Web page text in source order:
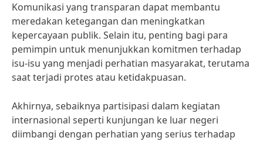
Komunikasi yang transparan dapat membantu
meredakan ketegangan dan meningkatkan
kepercayaan publik. Selain itu, penting bagi para
pemimpin untuk menunjukkan komitmen terhadap
isu-isu yang menjadi perhatian masyarakat, terutama
saat terjadi protes atau ketidakpuasan.
Akhirnya, sebaiknya partisipasi dalam kegiatan
internasional seperti kunjungan ke luar negeri
diimbangi dengan perhatian yang serius terhadap